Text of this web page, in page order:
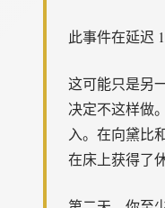
此事件在延迟
这可能只是另
决定不这样做
入。在向黛比
在床上获得了